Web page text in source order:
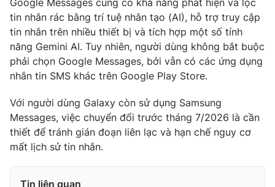
Theo dõi báo trên
Cơ quan chủ quản:Đài Truyền hình Việt Nam
Cơ quan báo chí:
Thời báo VTV
Giấy phép hoạt động báo in và báo điện tử số 483/GP-BTTTT
cấp ngày 29/12/2023
Tổng Biên tập:Vũ Thanh Thủy
Phó Tổng Biên tập:Nguyễn Thị Mỹ Hạnh, Phạm Quốc Thắng,
tin nhắn rác bằng trí tuệ nhân tạo (AI), hỗ trợ truy cập
tin nhắn trên nhiều thiết bị và tích hợp một số tính
năng Gemini AI. Tuy nhiên, người dùng không bắt buộc
phải chọn Google Messages, bởi vẫn có các ứng dụng
nhắn tin SMS khác trên Google Play Store.
Với người dùng Galaxy còn sử dụng Samsung
Messages, việc chuyển đổi trước tháng 7/2026 là cần
thiết để tránh gián đoạn liên lạc và hạn chế nguy cơ
mất lịch sử tin nhắn.
Tin liên quan